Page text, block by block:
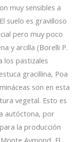
muy sensibles a
suelo es gravilloso
pero muy poco
y arcilla (Borelli P.
los pastizales
gracillina, Poa
son en esta
vegetal. Esto es
autóctona, por
la producción
Aymond, El